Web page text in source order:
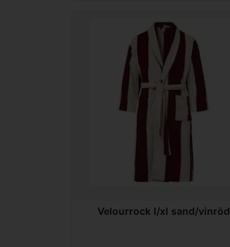
Velourrock l/xl sand/vinröd